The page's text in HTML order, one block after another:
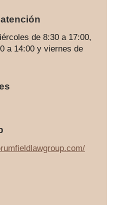
de 8:30 a 17:00,
a 14:00 y viernes de